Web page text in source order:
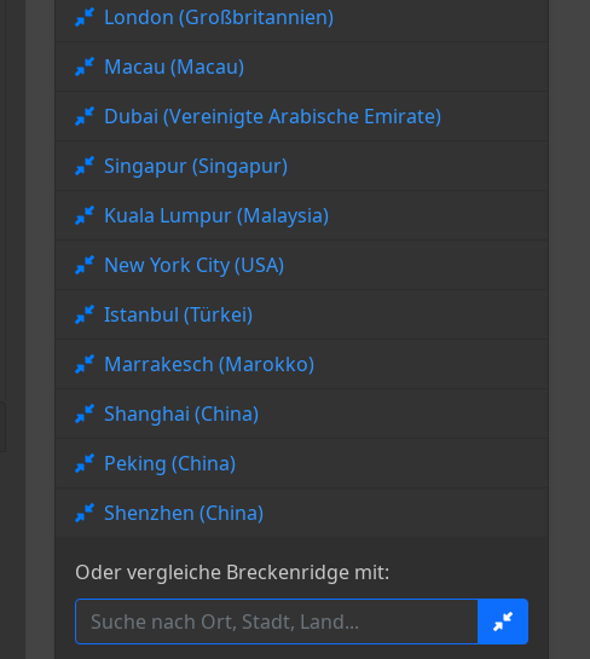
London (Großbritannien)
Macau (Macau)
Dubai (Vereinigte Arabische Emirate)
Singapur (Singapur)
Kuala Lumpur (Malaysia)
New York City (USA)
Istanbul (Türkei)
Marrakesch (Marokko)
Shanghai (China)
Peking (China)
Shenzhen (China)
Oder vergleiche Breckenridge mit: